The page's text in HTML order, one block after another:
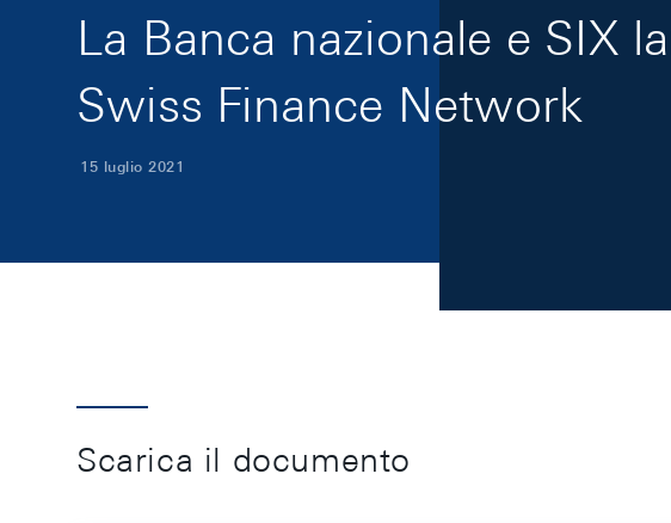
La Banca nazionale e SIX
Swiss Finance Network
15 luglio 2021
Scarica il documento